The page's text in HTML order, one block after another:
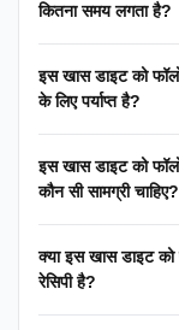
कितना समय लगता है?
इस खास डाइट को
के लिए पर्याप्त है?
इस खास डाइट को
कौन सी सामग्री चाहिए?
क्या इस खास डाइट को
रेसिपी है?